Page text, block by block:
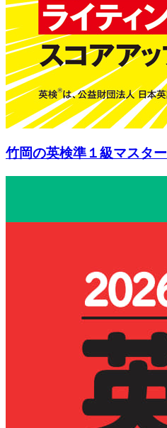
竹岡の英検準１級マスター